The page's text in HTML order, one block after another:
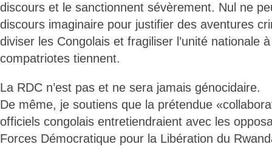
discours et le sanctionnent sévèrement. Nul ne
discours imaginaire pour justifier des aventures
diviser les Congolais et fragiliser l’unité nationale
compatriotes tiennent.
La RDC n’est pas et ne sera jamais génocidaire.
De même, je soutiens que la prétendue
officiels congolais entretiendraient avec les
Forces Démocratique pour la Libération du